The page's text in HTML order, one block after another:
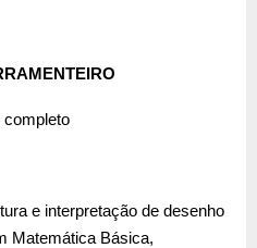
completo
e interpretação de desenho
Matemática Básica,